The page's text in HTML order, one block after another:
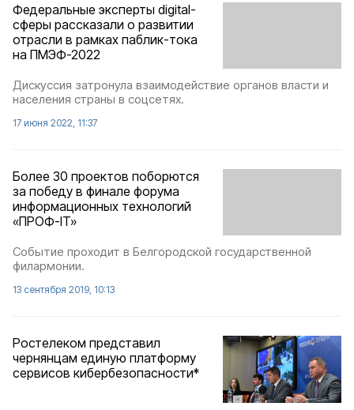
Федеральные эксперты digital-
сферы рассказали о развитии
отрасли в рамках паблик-тока
на ПМЭФ-2022
Дискуссия затронула взаимодействие органов власти и
населения страны в соцсетях.
17 июня 2022, 11:37
Более 30 проектов поборются
за победу в финале форума
информационных технологий
«ПРОФ-IT»
Событие проходит в Белгородской государственной
филармонии.
13 сентября 2019, 10:13
Ростелеком представил
чернянцам единую платформу
сервисов кибербезопасности*